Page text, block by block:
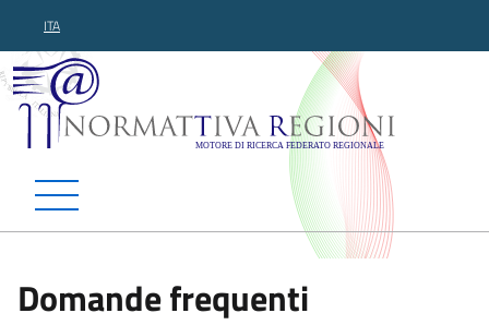
ITA
Normattiva Regioni -
Domande frequenti